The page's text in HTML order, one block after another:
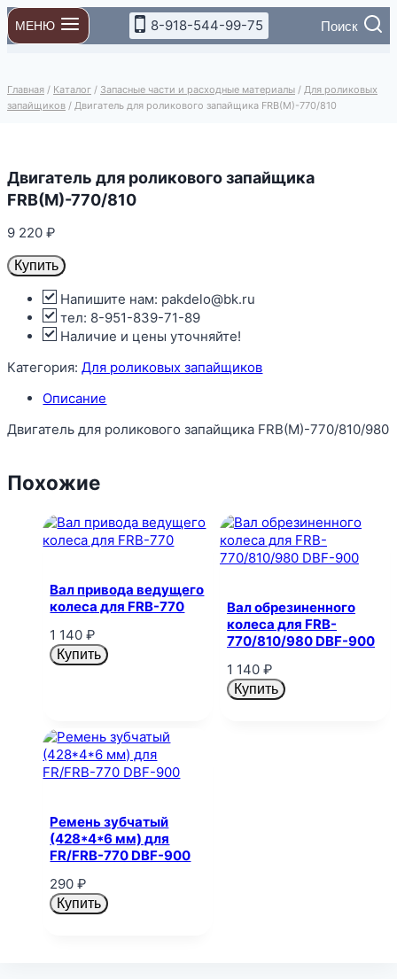
Перейти
к
содержимому
МЕНЮ 8-918-544-99-75 Поиск
Главная / Каталог / Запасные части и расходные материалы / Для роликовых
запайщиков / Двигатель для роликового запайщика FRB(M)-770/810
Двигатель для роликового запайщика
FRB(M)-770/810
9 220₽
Купить
Напишите нам: pakdelo@bk.ru
тел: 8-951-839-71-89
Наличие и цены уточняйте!
Категория:Для роликовых запайщиков
Описание
Двигатель для роликового запайщика FRB(M)-770/810/980
Похожие
Вал привода ведущего
колеса для FRB-770
1 140₽
Купить
Вал обрезиненного
колеса для FRB-
770/810/980 DBF-900
1 140 ₽
Купить
Ремень зубчатый
(428*4*6 мм) для
FR/FRB-770 DBF-900
290₽
Купить